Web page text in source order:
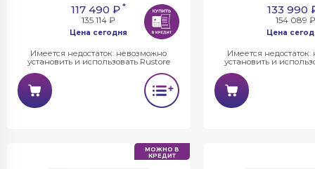
117 490 ₽ *
135 114 ₽
Цена сегодня
Имеется недостаток: невозможно
установить и использовать Rustore
133 990
154 089 ₽
Цена
Имеется
установить и
МОЖНО В
КРЕДИТ